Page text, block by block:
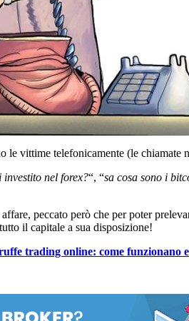
le vittime telefonicamente (le
investito nel forex?“, “sa cosa sono i
peccato però che per poter
il capitale a sua disposizione!
trading online: come funzionano